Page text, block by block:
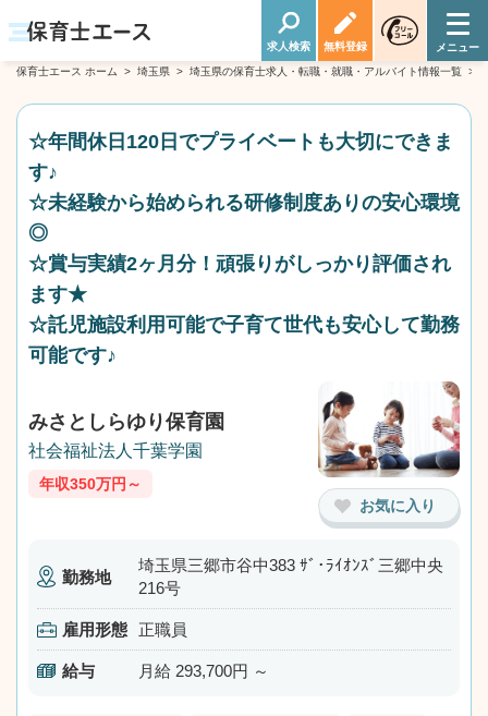
求人検索 無料登録
保育士エース ホーム > 埼玉県 > 埼玉県の保育士求人・転職・就職・アルバイト情報一覧 >
☆年間休日120日でプライベートも大切にできま
す♪
☆未経験から始められる研修制度ありの安心環境
◎
☆賞与実績2ヶ月分！頑張りがしっかり評価され
ます★
☆託児施設利用可能で子育て世代も安心して勤務
可能です♪
お気に入り
みさとしらゆり保育園
社会福祉法人千葉学園
年収350万円～
勤務地
埼玉県三郷市谷中383 ｻﾞ･ﾗｲｵﾝｽﾞ三郷中央
216号
雇用形態 正職員
給与 月給 293,700円 ～